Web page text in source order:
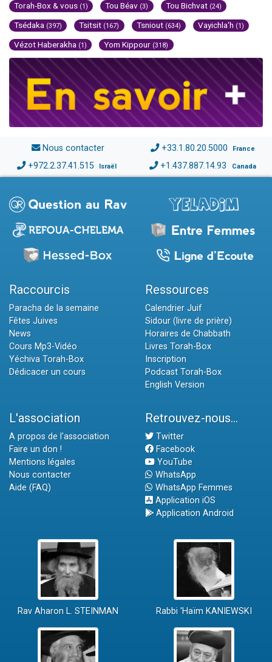
Torah-Box & vous (1) Tou Béav (3) Tou Bichvat (24)
Tsédaka (397) Tsitsit (167) Tsniout (634) Vayichla'h (1)
Vézot Haberakha (1) Yom Kippour (318)
Nous contacter +33.1.80.20.5000 France
+972.2.37.41.515 Israël +1.437.887.14.93 Canada
Raccourcis
Paracha de la semaine
Fêtes Juives
News
Cours Mp3-Vidéo
Yéchiva Torah-Box
Dédicacer un cours
Ressources
Calendrier Juif
Sidour (livre de prière)
Horaires de Chabbath
Livres Torah-Box
Inscription
Podcast Torah-Box
English Version
L'association
A propos de l'association
Faire un don !
Mentions légales
Nous contacter
Aide (FAQ)
Retrouvez-nous...
Twitter
Facebook
YouTube
WhatsApp
WhatsApp Femmes
Application iOS
Application Android
Rav Aharon L. STEINMAN Rabbi 'Haïm KANIEWSKI